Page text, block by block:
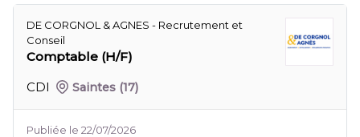
DE CORGNOL & AGNES - Recrutement et
Conseil
Comptable (H/F)
CDI
Saintes (17)
Publiée le 22/07/2026